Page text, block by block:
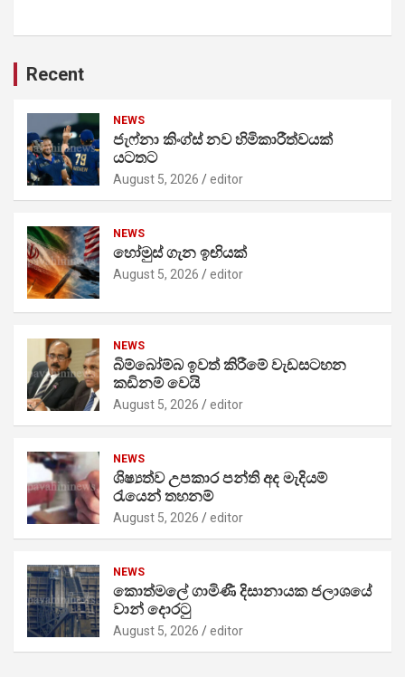
Recent
NEWS
ජැෆ්නා කිංග්ස් නව හිමිකාරීත්වයක්
යටතට
August 5, 2026 editor
NEWS
හෝමුස් ගැන ඉඟියක්
August 5, 2026 editor
NEWS
බිම්බෝම්බ ඉවත් කිරීමේ වැඩසටහන
කඩිනම් වෙයි
August 5, 2026 editor
NEWS
ශිෂ්‍යත්ව උපකාර පන්ති අද මැදියම්
රැයෙන් තහනම්
August 5, 2026 editor
NEWS
කොත්මලේ ගාමිණී දිසානායක ජලාශයේ
වාන් දොරටු
August 5, 2026 editor